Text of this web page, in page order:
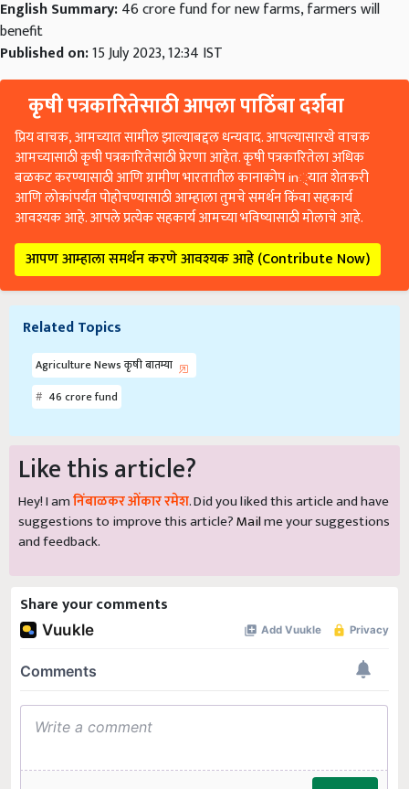
benefit
Published on:
कृषी पत्रकारितेसाठी आपला पाठिंबा दर्शवा
प्रिय वाचक, आमच्यात सामील झाल्याबद्दल धन्यवाद. आपल्यासारखे वाचक
आमच्यासाठी कृषी पत्रकारितेसाठी प्रेरणा आहेत. कृषी पत्रकारितेला अधिक
बळकट करण्यासाठी आणि ग्रामीण भारतातील कानाकोप in्यात शेतकरी
आणि लोकांपर्यंत पोहोचण्यासाठी आम्हाला तुमचे समर्थन किंवा सहकार्य
आवश्यक आहे. आपले प्रत्येक सहकार्य आमच्या भविष्यासाठी मोलाचे आहे.
आपण आम्हाला समर्थन करणे आवश्यक आहे (Contribute Now)
46 crore fund
Like this article?
Hey! I amनिंबाळकर ओंकार रमेश. Did you liked this article and have
suggestions to improve this article?Mailme your suggestions
and feedback.